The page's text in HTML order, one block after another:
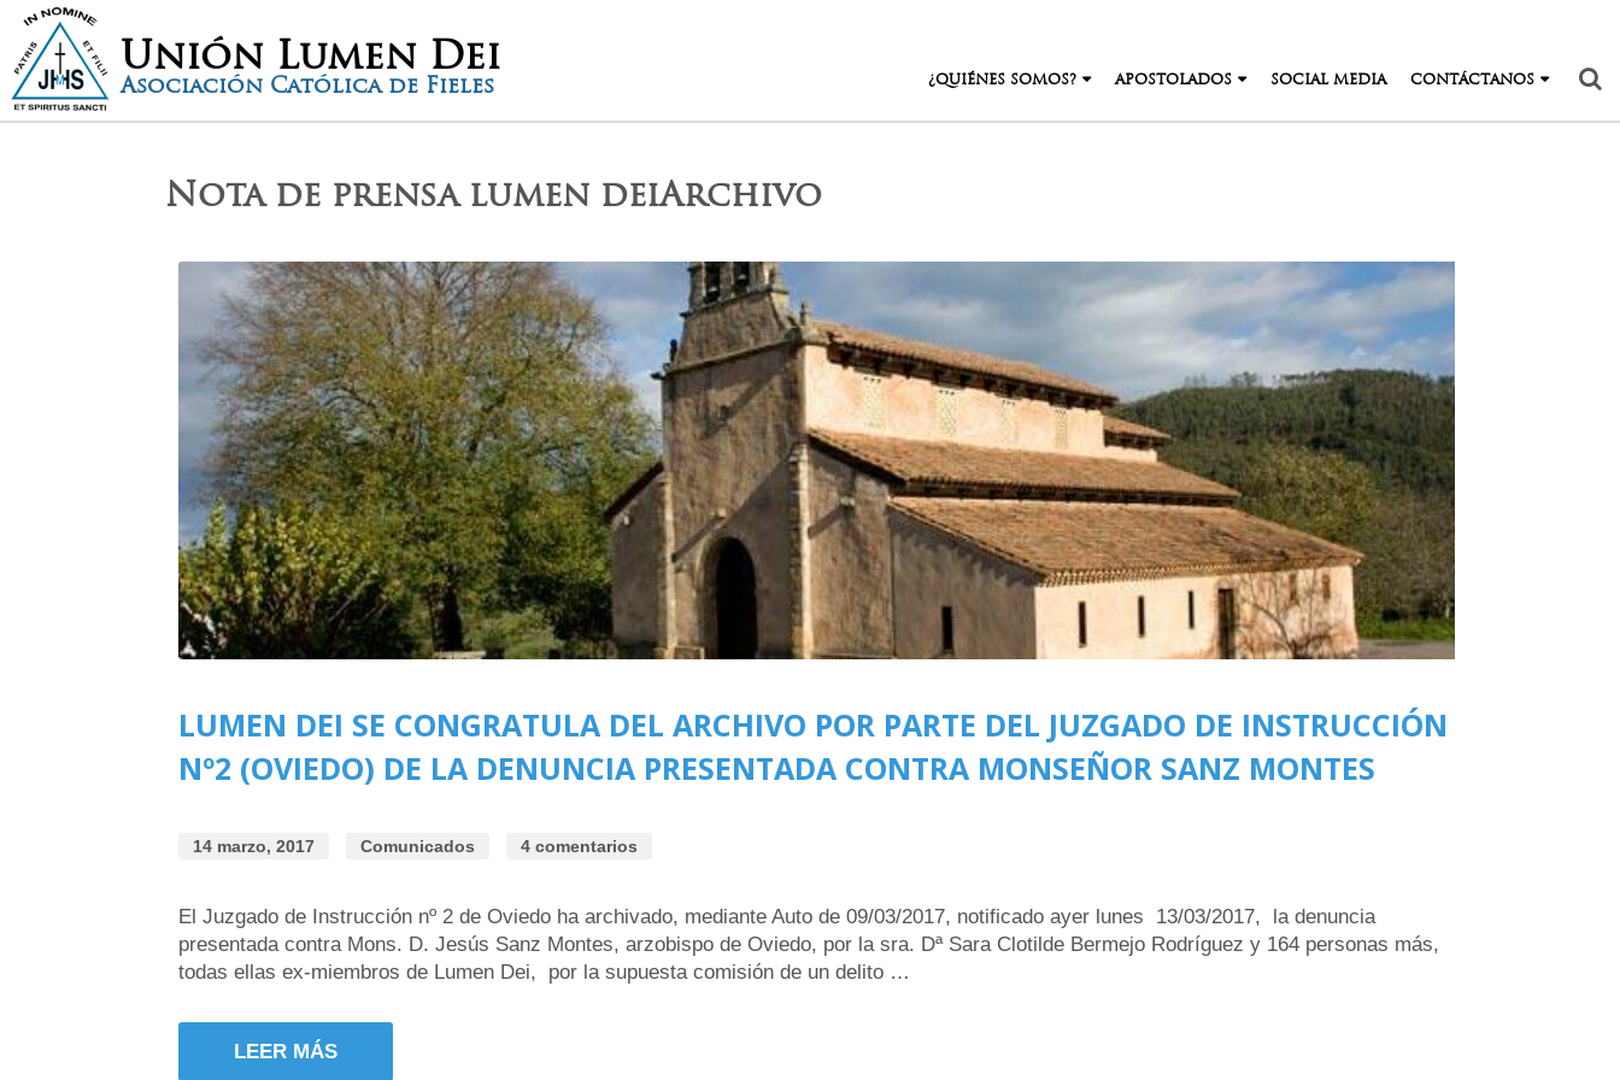
Unión Lumen Dei
Asociación Católica de Fieles ¿QUIÉNES SOMOS? APOSTOLADOS SOCIAL MEDIA CONTÁCTANOS
Nota de prensa lumen deiArchivo
LUMEN DEI SE CONGRATULA DEL ARCHIVO POR PARTE DEL JUZGADO DE INSTRUCCIÓN
Nº2 (OVIEDO) DE LA DENUNCIA PRESENTADA CONTRA MONSEÑOR SANZ MONTES
14 marzo, 2017 Comunicados 4 comentarios
El Juzgado de Instrucción nº 2 de Oviedo ha archivado, mediante Auto de 09/03/2017, notificado ayer lunes 13/03/2017, la denuncia
presentada contra Mons. D. Jesús Sanz Montes, arzobispo de Oviedo, por la sra. Dª Sara Clotilde Bermejo Rodríguez y 164 personas más,
todas ellas ex-miembros de Lumen Dei, por la supuesta comisión de un delito …
LEER MÁS